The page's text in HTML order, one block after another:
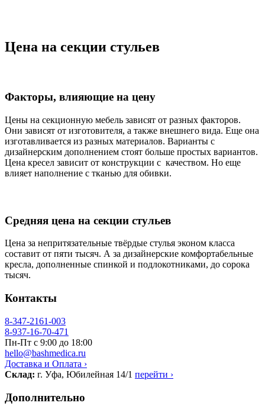
Цена на секции стульев
Факторы, влияющие на цену
Цены на секционную мебель зависят от разных факторов.
Они зависят от изготовителя, а также внешнего вида. Еще она
изготавливается из разных материалов. Варианты с
дизайнерским дополнением стоят больше простых вариантов.
Цена кресел зависит от конструкции с качеством. Но еще
влияет наполнение с тканью для обивки.
Средняя цена на секции стульев
Цена за непритязательные твёрдые стулья эконом класса
составит от пяти тысяч. А за дизайнерские комфортабельные
кресла, дополненные спинкой и подлокотниками, до сорока
тысяч.
Контакты
8-347-2161-003
8-937-16-70-471
Пн-Пт с 9:00 до 18:00
hello@bashmedica.ru
Доставка и Оплата ›
Склад: г. Уфа, Юбилейная 14/1 перейти ›
Дополнительно